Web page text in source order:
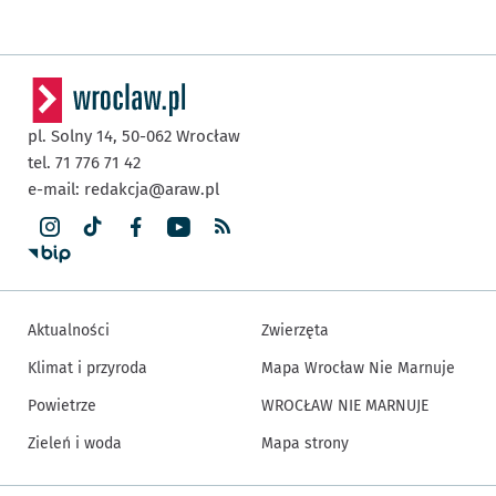
pl. Solny 14, 50-062 Wrocław
tel. 71 776 71 42
e-mail: redakcja@araw.pl
Aktualności
Klimat i przyroda
Powietrze
Zieleń i woda
Zwierzęta
Mapa Wrocław Nie Marnuje
WROCŁAW NIE MARNUJE
Mapa strony